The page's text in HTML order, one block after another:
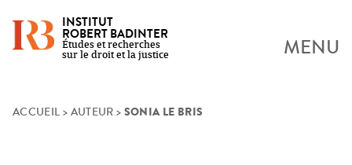
Skip
INSTITUT
ROBERT BADINTER
Études et recherches
sur le droit et la justice
MENU
ACCUEIL > AUTEUR > SONIA LE BRIS